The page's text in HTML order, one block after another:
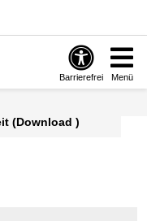
Barrierefrei Menü
(Download )